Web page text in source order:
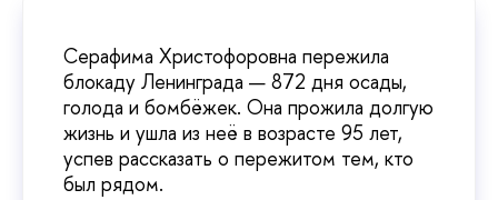
Серафима Христофоровна пережила
блокаду Ленинграда — 872 дня осады,
голода и бомбёжек. Она прожила долгую
жизнь и ушла из неё в возрасте 95 лет,
успев рассказать о пережитом тем, кто
был рядом.